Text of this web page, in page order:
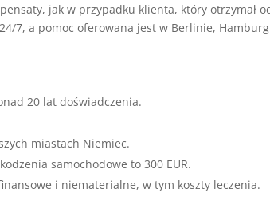
jak w przypadku klienta, który otrzymał
7, a pomoc oferowana jest w Berlinie,
20 lat doświadczenia.
miastach Niemiec.
samochodowe to 300 EUR.
i niematerialne, w tym koszty leczenia.